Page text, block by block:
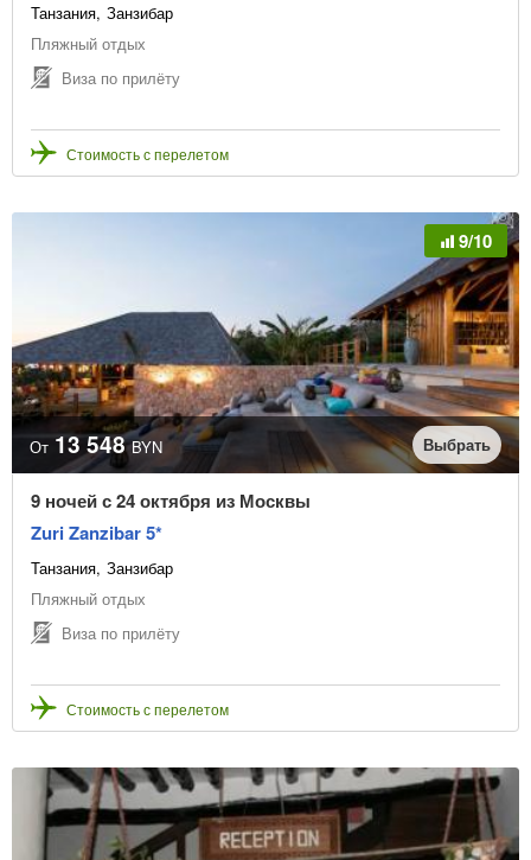
Танзания Занзибар
Пляжный отдых
Виза по прилёту
Стоимость с перелетом
9/10
От 13 548 BYN Выбрать
9 ночей с 24 октября из Москвы
Zuri Zanzibar 5*
Танзания Занзибар
Пляжный отдых
Виза по прилёту
Стоимость с перелетом